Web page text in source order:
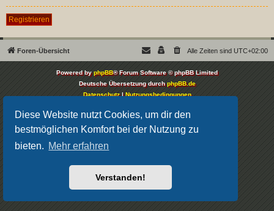
Diese Website nutzt Cookies, um dir den
bestmöglichen Komfort bei der Nutzung zu
bieten. Mehr erfahren
Verstanden!
Registrieren
Foren-Übersicht Alle Zeiten sind UTC+02:00
Powered byphpBB® Forum Software © phpBB Limited
Deutsche Übersetzung durchphpBB.de
Datenschutz|Nutzungsbedingungen